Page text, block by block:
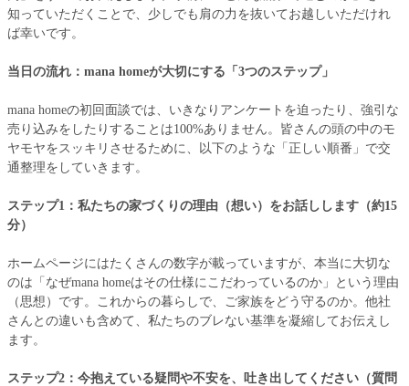
知っていただくことで、少しでも肩の力を抜いてお越しいただけれ
ば幸いです。
当日の流れ：mana homeが大切にする「3つのステップ」
mana homeの初回面談では、いきなりアンケートを迫ったり、強引な
売り込みをしたりすることは100%ありません。皆さんの頭の中のモ
ヤモヤをスッキリさせるために、以下のような「正しい順番」で交
通整理をしていきます。
ステップ1：私たちの家づくりの理由（想い）をお話しします（約15
分）
ホームページにはたくさんの数字が載っていますが、本当に大切な
のは「なぜmana homeはその仕様にこだわっているのか」という理由
（思想）です。これからの暮らしで、ご家族をどう守るのか。他社
さんとの違いも含めて、私たちのブレない基準を凝縮してお伝えし
ます。
ステップ2：今抱えている疑問や不安を、吐き出してください（質問